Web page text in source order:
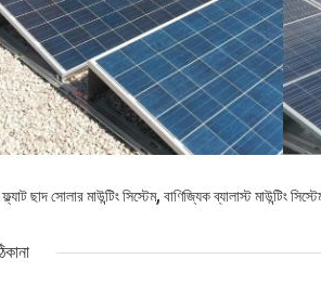
ছাদ সোলার মাউন্টিং সিস্টেম, বাণিজ্যিক ব্যালাস্ট মাউন্টিং